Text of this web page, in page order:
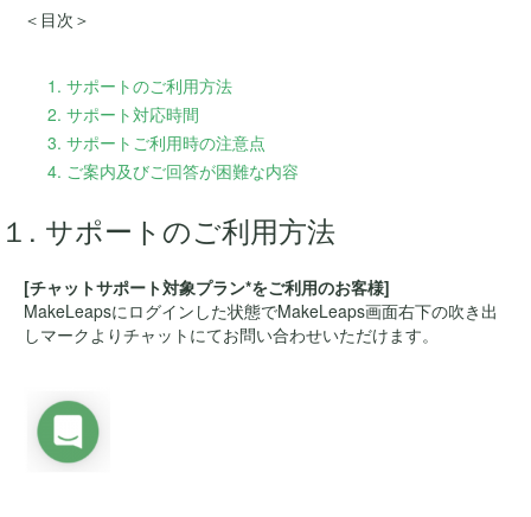
＜目次＞
1. サポートのご利用方法
2. サポート対応時間
3. サポートご利用時の注意点
4. ご案内及びご回答が困難な内容
１. サポートのご利用方法
[チャットサポート対象プラン*をご利用のお客様]
MakeLeapsにログインした状態でMakeLeaps画面右下の吹き出
しマークよりチャットにてお問い合わせいただけます。